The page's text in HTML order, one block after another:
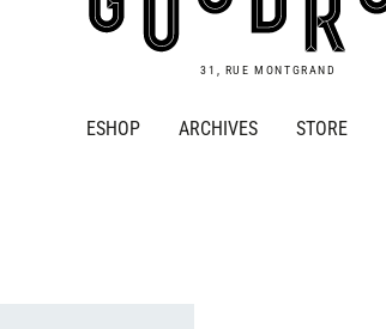
31, RUE MONTGRAND
ESHOP ARCHIVES STORE